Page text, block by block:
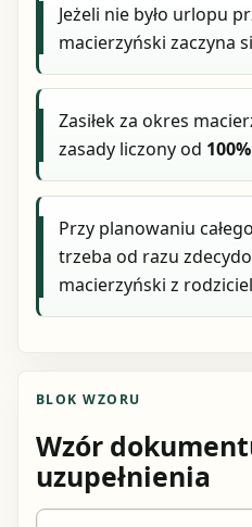
Jeżeli nie było urlopu
macierzyński zaczyna
Zasiłek za okres
zasady liczony od
Przy planowaniu
trzeba od razu
macierzyński z
BLOK WZORU
Wzór
uzupełnienia